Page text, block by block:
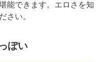
能できます。エロさを知
さい。
ぽい